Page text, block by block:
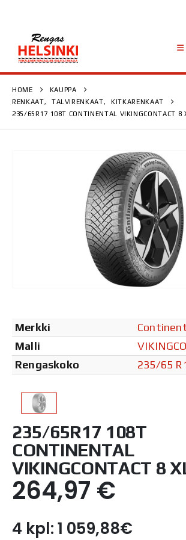
HOME
KAUPPA
RENKAAT, TALVIRENKAAT,
KITKARENKAAT
235/65R17 108T CONTINENTAL VIKINGCONTACT 8
Merkki
Malli
Rengaskoko
235/65
235/65R17 108T
CONTINENTAL
VIKINGCONTACT 8
264,97 €
4 kpl: 1 059,88€